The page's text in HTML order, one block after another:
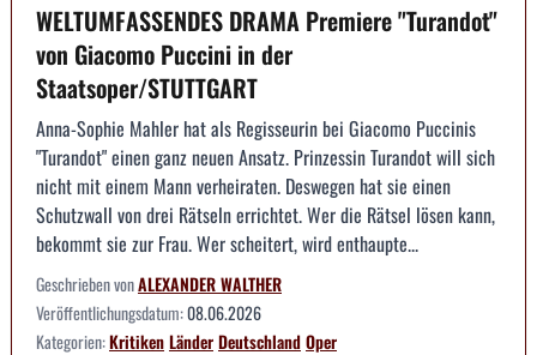
WELTUMFASSENDES DRAMA Premiere "Turandot"
von Giacomo Puccini in der
Staatsoper/STUTTGART
Anna-Sophie Mahler hat als Regisseurin bei Giacomo Puccinis
"Turandot" einen ganz neuen Ansatz. Prinzessin Turandot will sich
nicht mit einem Mann verheiraten. Deswegen hat sie einen
Schutzwall von drei Rätseln errichtet. Wer die Rätsel lösen kann,
bekommt sie zur Frau. Wer scheitert, wird enthaupte...
Geschrieben vonALEXANDER WALTHER
Veröffentlichungsdatum:08.06.2026
Kategorien:KritikenLänderDeutschlandOper